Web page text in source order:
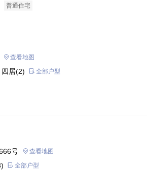
普通住宅
查看地图
居(2) 全部户型
号 查看地图
全部户型